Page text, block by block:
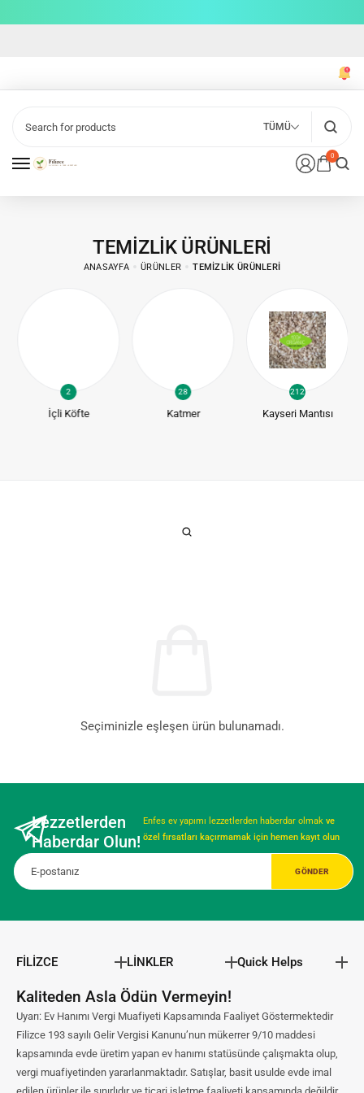
0
TÜMÜ
TEMIZLIK ÜRÜNLERI
ANASAYFA ÜRÜNLER TEMIZLIK ÜRÜNLERI
2
İçli Köfte
28
Katmer
212
Kayseri Mantısı
Seçiminizle eşleşen ürün bulunamadı.
Lezzetlerden
Haberdar Olun!
Enfes ev yapımı lezzetlerden haberdar olmak ve
özel fırsatları kaçırmamak için hemen kayıt olun
FİLİZCE LİNKLER Quick Helps
Kaliteden Asla Ödün Vermeyin!
Uyarı: Ev Hanımı Vergi Muafiyeti Kapsamında Faaliyet Göstermektedir
Filizce 193 sayılı Gelir Vergisi Kanunu’nun mükerrer 9/10 maddesi
kapsamında evde üretim yapan ev hanımı statüsünde çalışmakta olup,
vergi muafiyetinden yararlanmaktadır. Satışlar, basit usulde evde imal